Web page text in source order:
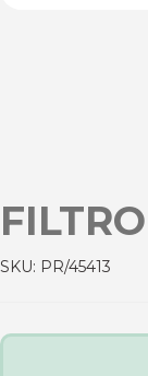
SKU: PR/45413